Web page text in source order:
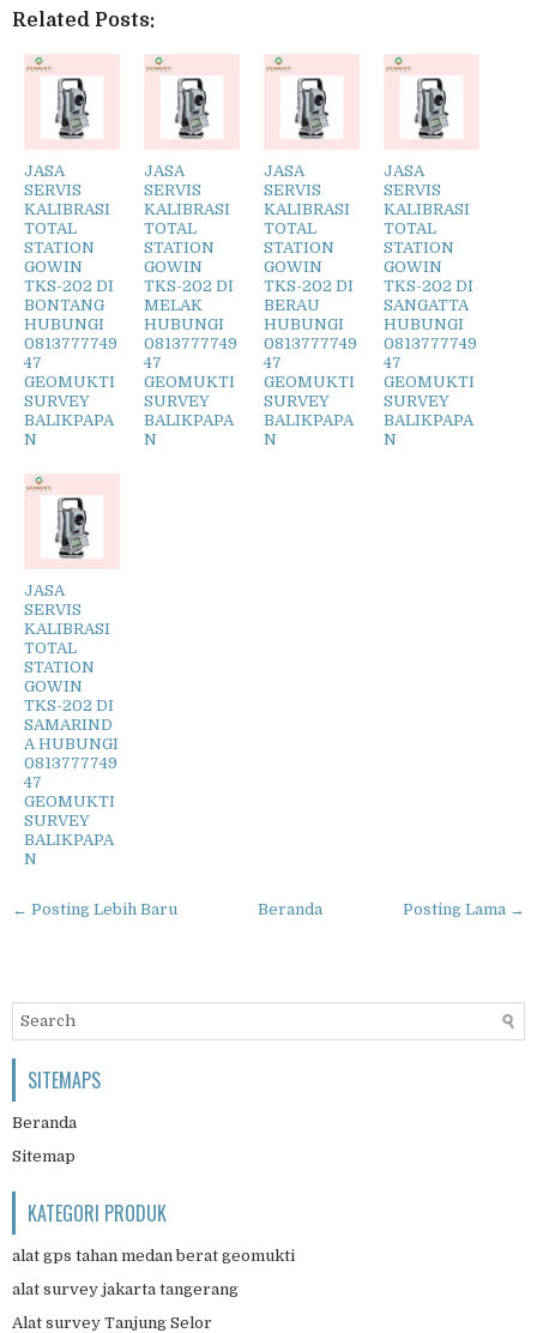
Related Posts:
JASA
SERVIS
KALIBRASI
TOTAL
STATION
GOWIN
TKS-202 DI
BONTANG
HUBUNGI
0813777749
47
GEOMUKTI
SURVEY
BALIKPAPA
N
JASA
SERVIS
KALIBRASI
TOTAL
STATION
GOWIN
TKS-202 DI
MELAK
HUBUNGI
0813777749
47
GEOMUKTI
SURVEY
BALIKPAPA
N
JASA
SERVIS
KALIBRASI
TOTAL
STATION
GOWIN
TKS-202 DI
BERAU
HUBUNGI
0813777749
47
GEOMUKTI
SURVEY
BALIKPAPA
N
JASA
SERVIS
KALIBRASI
TOTAL
STATION
GOWIN
TKS-202 DI
SANGATTA
HUBUNGI
0813777749
47
GEOMUKTI
SURVEY
BALIKPAPA
N
JASA
SERVIS
KALIBRASI
TOTAL
STATION
GOWIN
TKS-202 DI
SAMARIND
A HUBUNGI
0813777749
47
GEOMUKTI
SURVEY
BALIKPAPA
N
← Posting Lebih Baru Posting Lama →
Beranda
SITEMAPS
Beranda
Sitemap
KATEGORI PRODUK
alat gps tahan medan berat geomukti
alat survey jakarta tangerang
Alat survey Tanjung Selor